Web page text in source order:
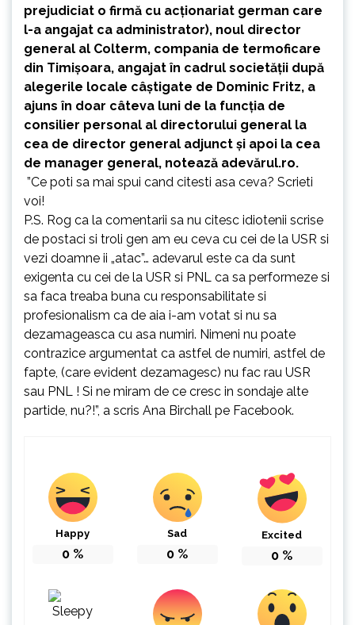
prejudiciat o firmă cu acționariat german care
l-a angajat ca administrator), noul director
general al Colterm, compania de termoficare
din Timișoara, angajat în cadrul societății după
alegerile locale câștigate de Dominic Fritz, a
ajuns în doar câteva luni de la funcția de
consilier personal al directorului general la
cea de director general adjunct și apoi la cea
de manager general, notează adevărul.ro.
”Ce poti sa mai spui cand citesti asa ceva? Scrieti
voi!
P.S. Rog ca la comentarii sa nu citesc idiotenii scrise
de postaci si troli gen am eu ceva cu cei de la USR si
vezi doamne ii „atac”… adevarul este ca da sunt
exigenta cu cei de la USR si PNL ca sa performeze si
sa faca treaba buna cu responsabilitate si
profesionalism ca de aia i-am votat si nu sa
dezamageasca cu asa numiri. Nimeni nu poate
contrazice argumentat ca astfel de numiri, astfel de
fapte, (care evident dezamagesc) nu fac rau USR
sau PNL ! Si ne miram de ce cresc in sondaje alte
partide, nu?!”, a scris Ana Birchall pe Facebook.
Happy
0 %
Sad
0 %
Excited
0 %